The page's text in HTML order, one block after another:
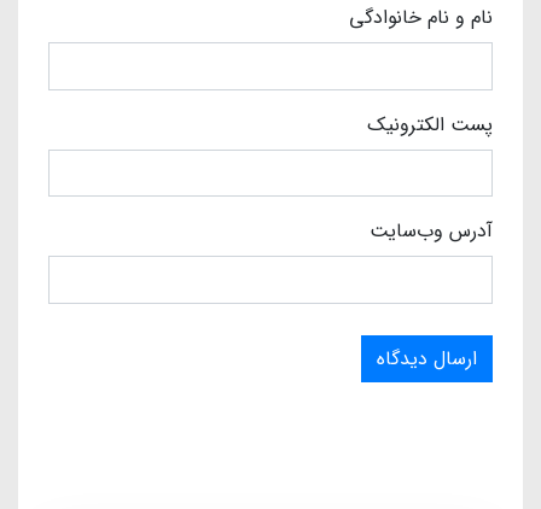
نام و نام خانوادگی
پست الکترونیک
آدرس وب‌سایت
ارسال دیدگاه